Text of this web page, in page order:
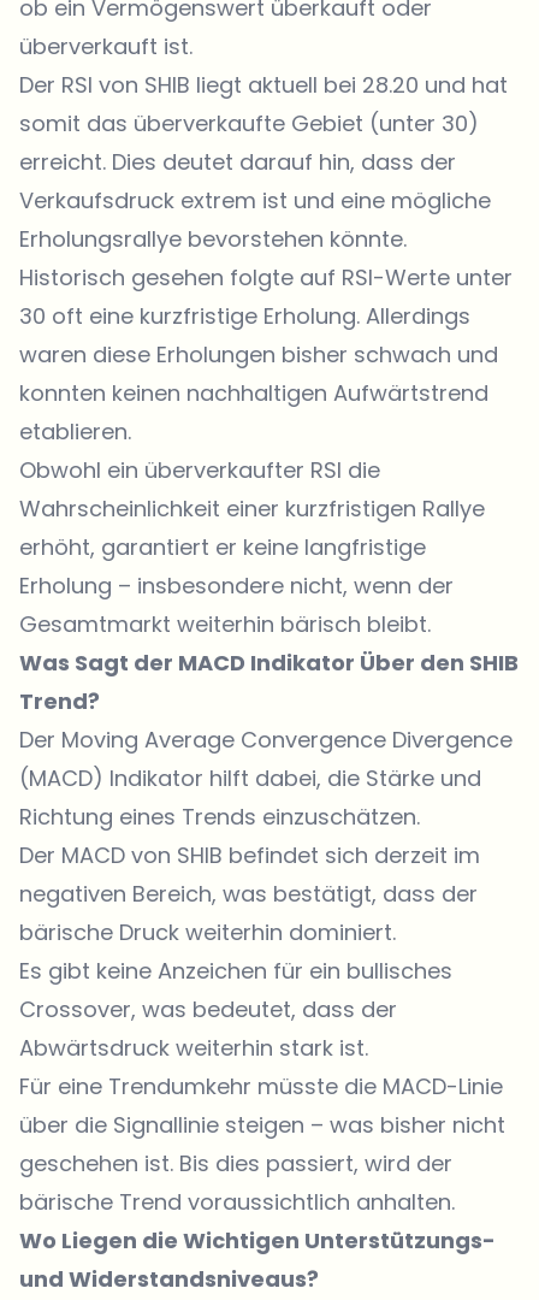
ob ein Vermögenswert überkauft oder
überverkauft ist.
Der RSI von SHIB liegt aktuell bei 28.20 und hat
somit das überverkaufte Gebiet (unter 30)
erreicht. Dies deutet darauf hin, dass der
Verkaufsdruck extrem ist und eine mögliche
Erholungsrallye bevorstehen könnte.
Historisch gesehen folgte auf RSI-Werte unter
30 oft eine kurzfristige Erholung. Allerdings
waren diese Erholungen bisher schwach und
konnten keinen nachhaltigen Aufwärtstrend
etablieren.
Obwohl ein überverkaufter RSI die
Wahrscheinlichkeit einer kurzfristigen Rallye
erhöht, garantiert er keine langfristige
Erholung – insbesondere nicht, wenn der
Gesamtmarkt weiterhin bärisch bleibt.
Was Sagt der MACD Indikator Über den SHIB
Trend?
Der Moving Average Convergence Divergence
(MACD) Indikator hilft dabei, die Stärke und
Richtung eines Trends einzuschätzen.
Der MACD von SHIB befindet sich derzeit im
negativen Bereich, was bestätigt, dass der
bärische Druck weiterhin dominiert.
Es gibt keine Anzeichen für ein bullisches
Crossover, was bedeutet, dass der
Abwärtsdruck weiterhin stark ist.
Für eine Trendumkehr müsste die MACD-Linie
über die Signallinie steigen – was bisher nicht
geschehen ist. Bis dies passiert, wird der
bärische Trend voraussichtlich anhalten.
Wo Liegen die Wichtigen Unterstützungs-
und Widerstandsniveaus?